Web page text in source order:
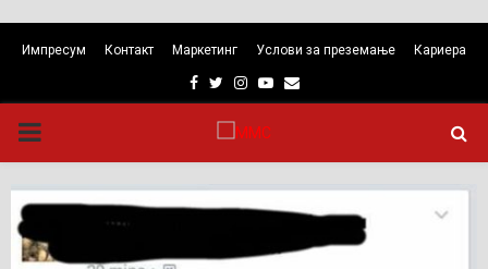
Импресум Контакт Маркетинг Услови за преземање Кариера
Facebook
TwitterInstagram
Youtube
Email
PRIMARY
MENU